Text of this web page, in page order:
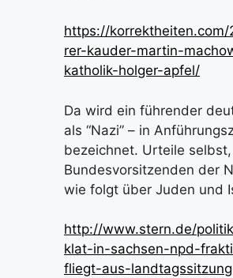
https://korrektheiten.com/
rer-kauder-martin-
katholik-holger-apfel/
Da wird ein führender
als “Nazi” – in
bezeichnet. Urteile
Bundesvorsitzenden der
wie folgt über Juden und
http://www.stern.de/
klat-in-sachsen-npd-
fliegt-aus-